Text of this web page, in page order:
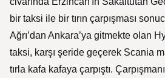
bir taksi ile bir tırın çarpışması
Ağrı’dan Ankara’ya gitmekte olan
taksi, karşı şeride geçerek Scania
tırla kafa kafaya çarpıştı.